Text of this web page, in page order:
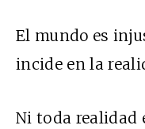
El mundo es
incide en la
Ni toda realidad